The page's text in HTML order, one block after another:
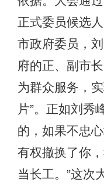
正式委员候选
市政府委员，
府的正、副市
为群众服务，
片”。正如刘秀
的，如果不忠
有权撤换了你
当长工。”这次